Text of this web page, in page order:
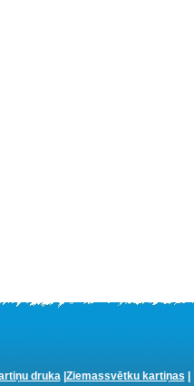
druka| Ziemassvētku kartiņas